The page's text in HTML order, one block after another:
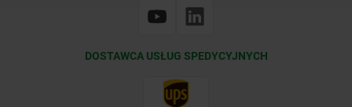
DOSTAWCA USŁUG SPEDYCYJNYCH